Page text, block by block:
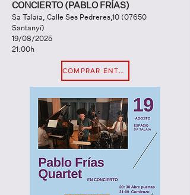
CONCIERTO (PABLO FRÍAS)
Sa Talaia, Calle Ses Pedreres,10 (07650
Santanyí)
19/08/2025
21:00h
COMPRAR ENTRADA